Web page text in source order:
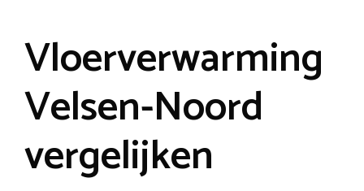
Vloerverwarming
Velsen-Noord
vergelijken